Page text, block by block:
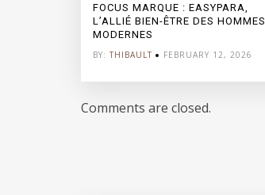
FOCUS MARQUE : EASYPARA,
L’ALLIÉ BIEN-ÊTRE DES HOMMES
MODERNES
BY: THIBAULT FEBRUARY 12, 2026
Comments are closed.